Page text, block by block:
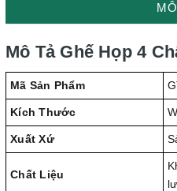
Mô Tả Ghế Họp 4
Mã Sản Phẩm
Kích Thước
Xuất Xứ
Chất Liệu